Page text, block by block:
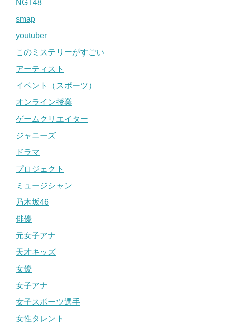
NGT48
smap
youtuber
このミステリーがすごい
アーティスト
イベント（スポーツ）
オンライン授業
ゲームクリエイター
ジャニーズ
ドラマ
プロジェクト
ミュージシャン
乃木坂46
俳優
元女子アナ
天才キッズ
女優
女子アナ
女子スポーツ選手
女性タレント